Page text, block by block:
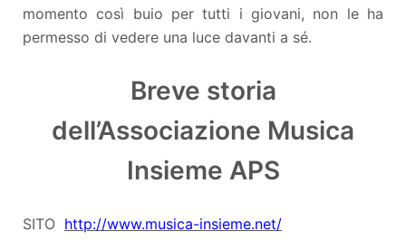
momento così buio per tutti i giovani, non le ha
permesso di vedere una luce davanti a sé.
Breve storia
dell’Associazione Musica
Insieme APS
SITO http://www.musica-insieme.net/